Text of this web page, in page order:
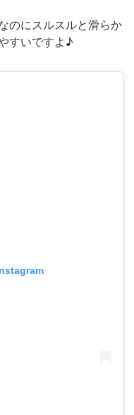
のにスルスルと滑らか
すいですよ♪